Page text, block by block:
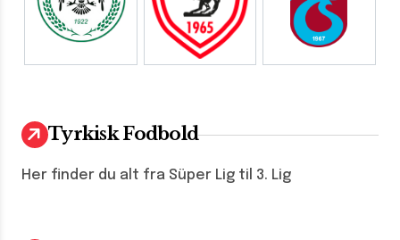
Tyrkisk Fodbold
Her finder du alt fra Süper Lig til 3. Lig